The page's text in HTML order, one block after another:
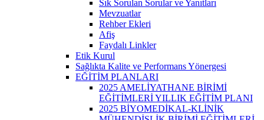
Sık Sorulan Sorular ve Yanıtları
Mevzuatlar
Rehber Ekleri
Afiş
Faydalı Linkler
Etik Kurul
Sağlıkta Kalite ve Performans Yönergesi
EĞİTİM PLANLARI
2025 AMELİYATHANE BİRİMİ
EĞİTİMLERİ YILLIK EĞİTİM PLANI
2025 BİYOMEDİKAL-KLİNİK